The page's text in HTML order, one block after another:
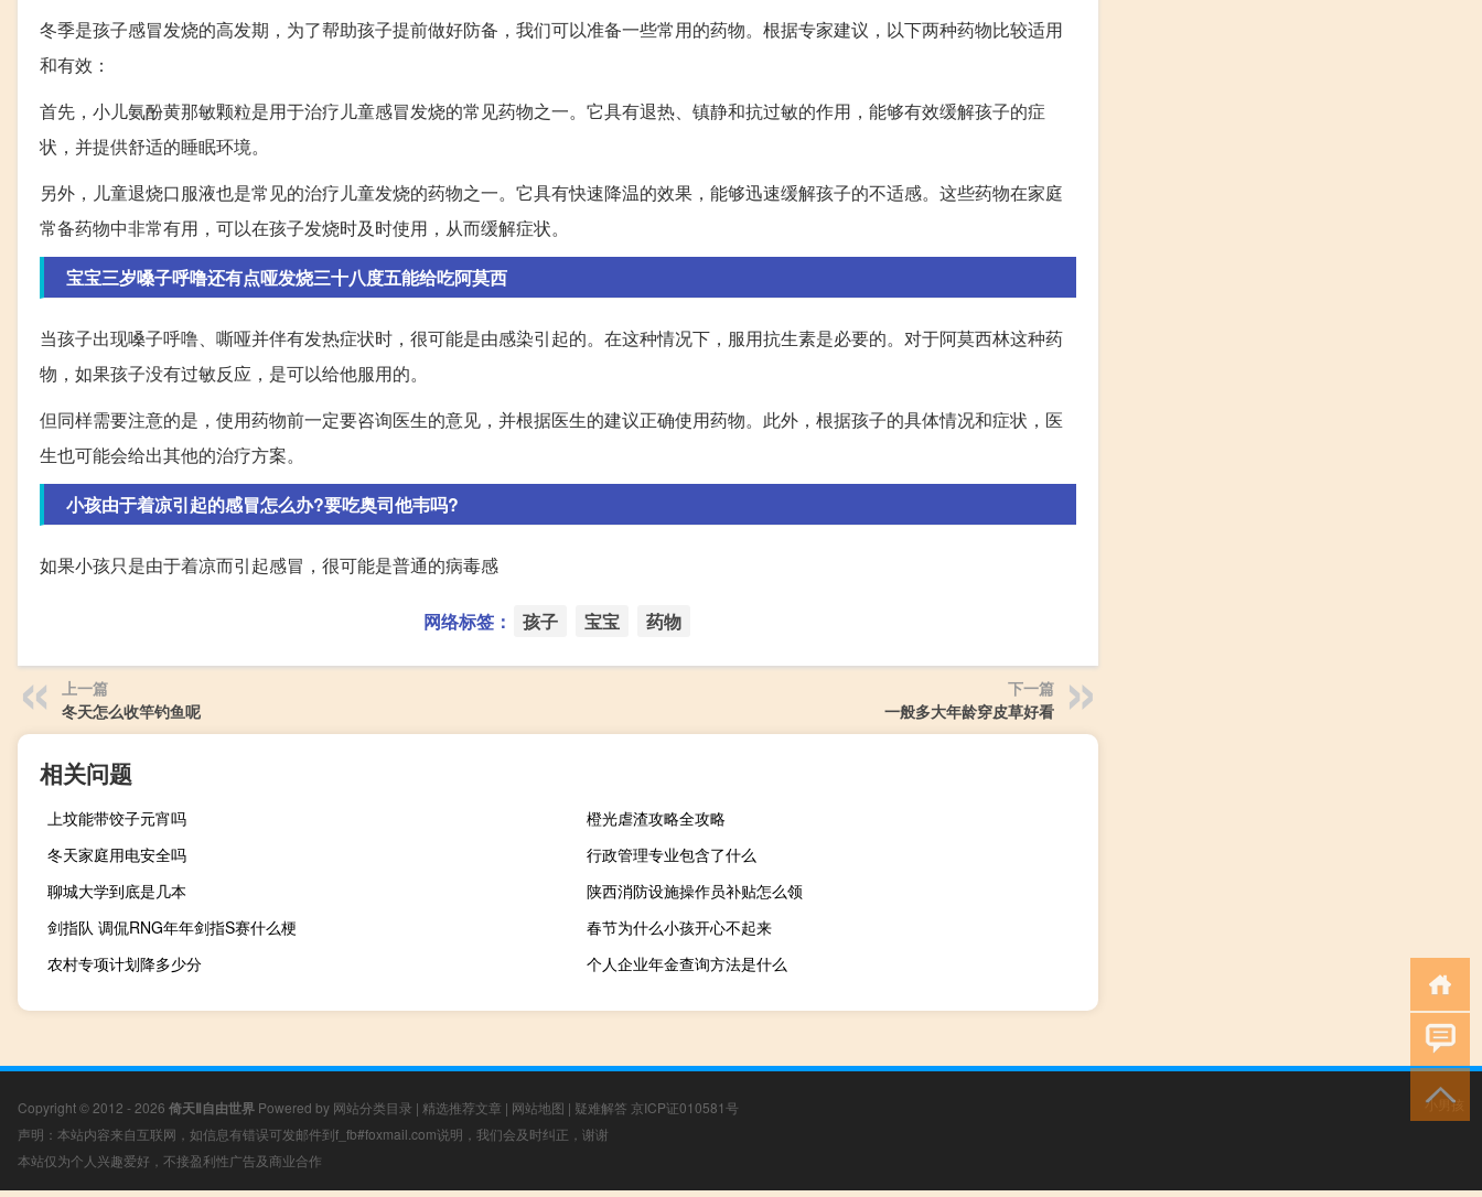
冬季是孩子感冒发烧的高发期，为了帮助孩子提前做好防备，我们可以准备一些常用的药物。根据专家建议，以下两种药物比较适用
和有效：
首先，小儿氨酚黄那敏颗粒是用于治疗儿童感冒发烧的常见药物之一。它具有退热、镇静和抗过敏的作用，能够有效缓解孩子的症
状，并提供舒适的睡眠环境。
另外，儿童退烧口服液也是常见的治疗儿童发烧的药物之一。它具有快速降温的效果，能够迅速缓解孩子的不适感。这些药物在家庭
常备药物中非常有用，可以在孩子发烧时及时使用，从而缓解症状。
宝宝三岁嗓子呼噜还有点哑发烧三十八度五能给吃阿莫西
当孩子出现嗓子呼噜、嘶哑并伴有发热症状时，很可能是由感染引起的。在这种情况下，服用抗生素是必要的。对于阿莫西林这种药
物，如果孩子没有过敏反应，是可以给他服用的。
但同样需要注意的是，使用药物前一定要咨询医生的意见，并根据医生的建议正确使用药物。此外，根据孩子的具体情况和症状，医
生也可能会给出其他的治疗方案。
小孩由于着凉引起的感冒怎么办?要吃奥司他韦吗?
如果小孩只是由于着凉而引起感冒，很可能是普通的病毒感
网络标签： 孩子 宝宝 药物
上一篇
冬天怎么收竿钓鱼呢
下一篇
一般多大年龄穿皮草好看
相关问题
上坟能带饺子元宵吗
橙光虐渣攻略全攻略
冬天家庭用电安全吗
行政管理专业包含了什么
聊城大学到底是几本
陕西消防设施操作员补贴怎么领
剑指队 调侃RNG年年剑指S赛什么梗
春节为什么小孩开心不起来
农村专项计划降多少分
个人企业年金查询方法是什么
Copyright © 2012 - 2026 倚天Ⅱ自由世界 Powered by 网站分类目录 | 精选推荐文章 | 网站地图 | 疑难解答 京ICP证010581号
声明：本站内容来自互联网，如信息有错误可发邮件到f_fb#foxmail.com说明，我们会及时纠正，谢谢
本站仅为个人兴趣爱好，不接盈利性广告及商业合作
小男孩